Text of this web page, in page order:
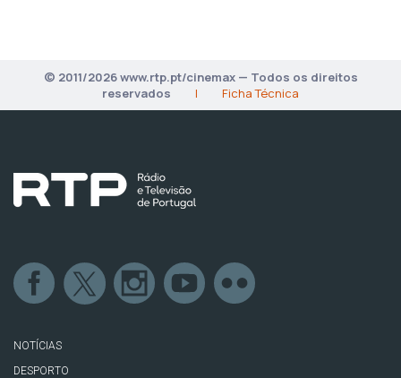
© 2011/2026 www.rtp.pt/cinemax — Todos os direitos
reservados
| Ficha Técnica
NOTÍCIAS
DESPORTO